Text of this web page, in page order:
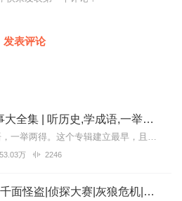
发表评论
中华成语故事大全集 | 听历史,学成语,一举两得
听历史，学成语，一举两得。这个专辑建立最早，且最初为手机录制，水平低，音量小，录得不好。换了设备之后，又把前七百条音频一条一条重新录制替换了一遍。有不少听众朋友...
万 2246
神探迈克狐· 千面怪盗|侦探大赛|灰狼危机|多多罗